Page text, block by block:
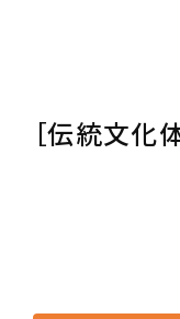
［伝統文化